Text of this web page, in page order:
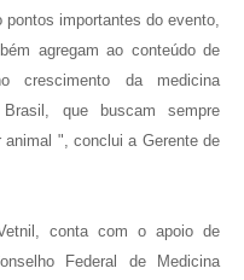
importantes do evento,
agregam ao conteúdo de
crescimento da medicina
que buscam sempre
", conclui a Gerente de
conta com o apoio de
Federal de Medicina